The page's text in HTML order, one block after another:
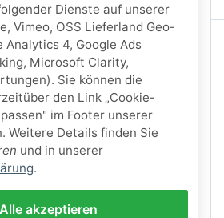
Dienste auf unserer
Vimeo, OSS Lieferland Geo-
Analytics 4, Google Ads
Microsoft Clarity,
Sie können die
den Link „Cookie-
im Footer unserer
Weitere Details finden Sie
und in unserer
.
Alle akzeptieren